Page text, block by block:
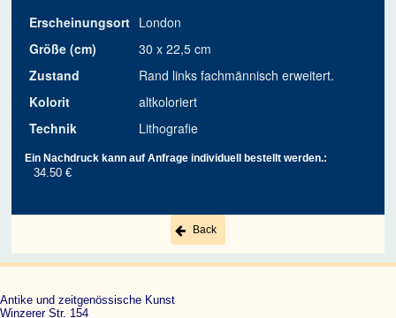
Erscheinungsort London
Größe (cm)
30 x 22,5 cm
Zustand
Rand links fachmännisch erweitert.
Kolorit
altkoloriert
Technik
Lithografie
Ein Nachdruck kann auf Anfrage individuell bestellt werden.:
34.50 €
Back
Antike und zeitgenössische Kunst
Winzerer Str. 154